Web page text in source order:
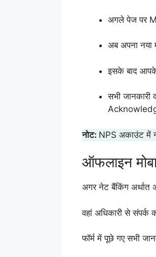
अगले पेज पर
अब अपना नया
इसके बाद
सभी जानकारी
नोट: NPS अकाउंट में
ऑफलाइन
अगर नेट बैंकिंग अर्थात
वहां अधिकारी से संपर्क
फॉर्म में पूछे गए सभी